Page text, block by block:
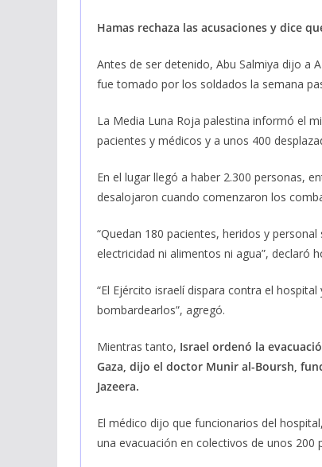
Hamas rechaza las acusaciones y dice
Antes de ser detenido, Abu Salmiya dijo a
fue tomado por los soldados la semana
La Media Luna Roja palestina informó el
pacientes y médicos y a unos 400
En el lugar llegó a haber 2.300 personas,
desalojaron cuando comenzaron los
“Quedan 180 pacientes, heridos y
electricidad ni alimentos ni agua”, declaró
“El Ejército israelí dispara contra el
bombardearlos”, agregó.
Mientras tanto, Israel ordenó la
Gaza, dijo el doctor Munir al-Boursh,
Jazeera.
El médico dijo que funcionarios del
una evacuación en colectivos de unos 200